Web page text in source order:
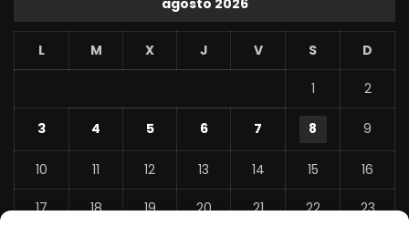
agosto 2026
L M X J V S D
1 2
3 4 5 6 7 8 9
10 11 12 13 14 15 16
17 18 19 20 21 22 23